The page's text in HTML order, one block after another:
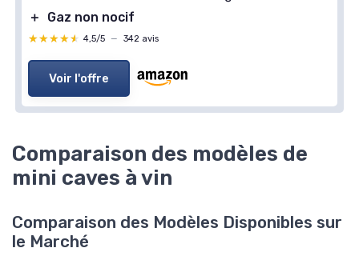
＋
Gaz non nocif
★★★★★
★★★★★ 4,5/5 — 342 avis
Voir l'offre
Comparaison des modèles de
mini caves à vin
Comparaison des Modèles Disponibles sur
le Marché